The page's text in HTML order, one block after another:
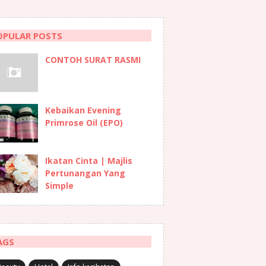
POSTS
CONTOH SURAT RASMI
Kebaikan Evening
Primrose Oil (EPO)
Ikatan Cinta | Majlis
Pertunangan Yang
Simple